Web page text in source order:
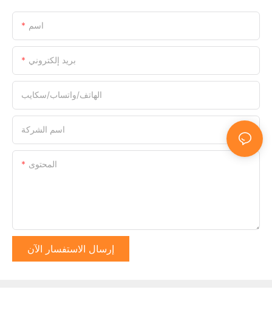
اسم
بريد إلكتروني
الهاتف/واتساب/سكايب
اسم الشركة
المحتوى
إرسال الاستفسار الآن